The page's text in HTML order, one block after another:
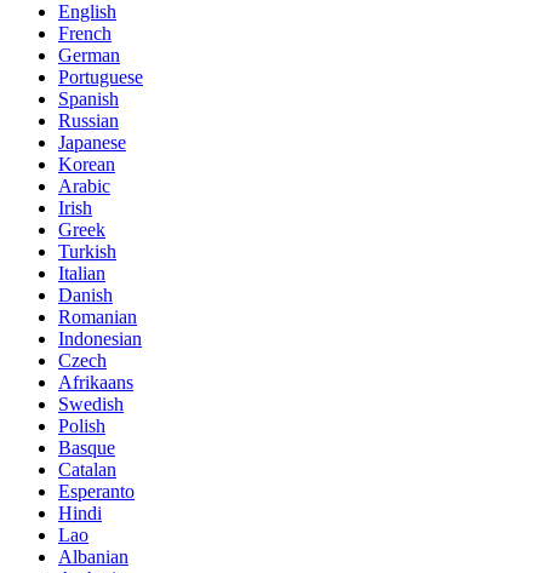
English
French
German
Portuguese
Spanish
Russian
Japanese
Korean
Arabic
Irish
Greek
Turkish
Italian
Danish
Romanian
Indonesian
Czech
Afrikaans
Swedish
Polish
Basque
Catalan
Esperanto
Hindi
Lao
Albanian